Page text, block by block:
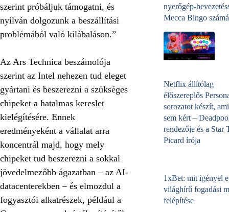
szerint próbáljuk támogatni, és
nyilván dolgozunk a beszállítási
problémából való kilábaláson.”
Az Ars Technica beszámolója
szerint az Intel nehezen tud eleget
gyártani és beszerezni a szükséges
chipeket a hatalmas kereslet
kielégítésére. Ennek
eredményeként a vállalat arra
koncentrál majd, hogy mely
chipeket tud beszerezni a sokkal
jövedelmezőbb ágazatban – az AI-
datacenterekben – és elmozdul a
fogyasztói alkatrészek, például a
nyerőgép-
Mecca Bingo
Netflix állítólag
élőszereplős
sorozatot készít,
sem kért –
rendezője és a Star
Picard írója
1xBet: mit igényel
világhírű fogadási
felépítése